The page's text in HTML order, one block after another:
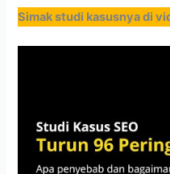
Simak studi kasusnya di